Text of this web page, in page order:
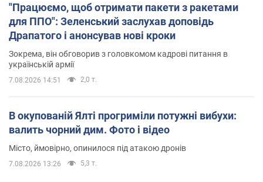
"Працюємо, щоб отримати пакети з ракетами
для ППО": Зеленський заслухав доповідь
Драпатого і анонсував нові кроки
Зокрема, він обговорив з головкомом кадрові питання в
українській армії
7.08.2026 14:51 2,0 т.
В окупованій Ялті прогриміли потужні вибухи:
валить чорний дим. Фото і відео
Місто, ймовірно, опинилося під атакою дронів
7.08.2026 13:26 5,3 т.